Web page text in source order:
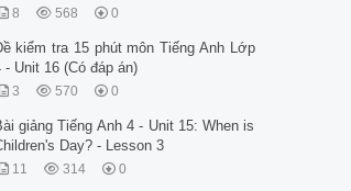
8 568 0
kiểm tra 15 phút môn Tiếng Anh Lớp
- Unit 16 (Có đáp án)
3 570 0
giảng Tiếng Anh 4 - Unit 15: When is
Day? - Lesson 3
11 314 0